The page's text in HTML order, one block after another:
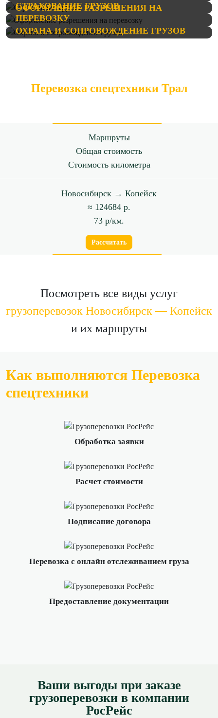
СТРАХОВАНИЕ ГРУЗОВ
ОФОРМЛЕНИЕ РАЗРЕШЕНИЯ НА
ПЕРЕВОЗКУ
ОХРАНА И СОПРОВОЖДЕНИЕ ГРУЗОВ
Перевозка спецтехники Трал
Маршруты
Общая стоимость
Стоимость километра
Новосибирск → Копейск
≈ 124684 р.
73 р/км.
Рассчитать
Посмотреть все виды услуг
грузоперевозок Новосибирск — Копейск
и их маршруты
Как выполняются Перевозка
спецтехники
Обработка заявки
Расчет стоимости
Подписание договора
Перевозка с онлайн отслеживанием груза
Предоставление документации
Ваши выгоды при заказе
грузоперевозки в компании
РосРейс